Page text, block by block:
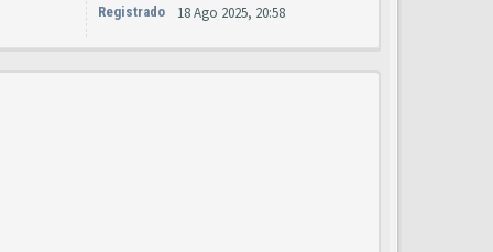
Registrado 18 Ago 2025, 20:58